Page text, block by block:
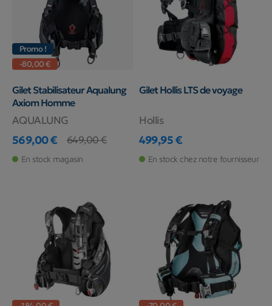
Promo !
-80,00 €
Gilet Stabilisateur Aqualung
Axiom Homme
AQUALUNG
Prix
569,00 €
Prix de base
649,00 €
En stock magasin
Gilet Hollis LTS de voyage
Hollis
Prix
499,95 €
En stock chez notre fournisseur